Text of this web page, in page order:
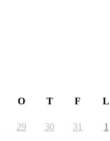
O T F L
29 30 31 1